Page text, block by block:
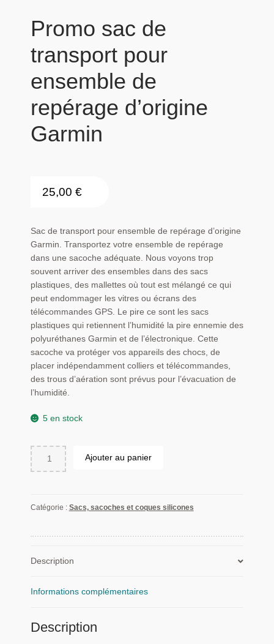
Promo sac de
transport pour
ensemble de
repérage d’origine
Garmin
25,00 €
Sac de transport pour ensemble de repérage d’origine
Garmin. Transportez votre ensemble de repérage
dans une sacoche adéquate. Nous voyons trop
souvent arriver des ensembles dans des sacs
plastiques, des mallettes où tout est mélangé ce qui
peut endommager les vitres ou écrans des
télécommandes GPS. Le pire ce sont les sacs
plastiques qui retiennent l’humidité la pire ennemie des
polyuréthanes Garmin et de l’électronique. Cette
sacoche va protéger vos appareils des chocs, de
placer indépendamment colliers et télécommandes,
des trous d’aération sont prévus pour l’évacuation de
l’humidité.
5 en stock
quantité
de
de
de
d'origine
Ajouter au panier
Catégorie : Sacs, sacoches et coques silicones
Description
Informations complémentaires
Description